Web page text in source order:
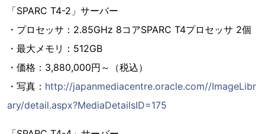
「SPARC T4-2」サーバー
・プロセッサ：2.85GHz 8コアSPARC T4プロセッサ 2個
・最大メモリ：512GB
・価格：3,880,000円～（税込）
・写真： http://japanmediacentre.oracle.com//ImageLibr
ary/detail.aspx?MediaDetailsID=175